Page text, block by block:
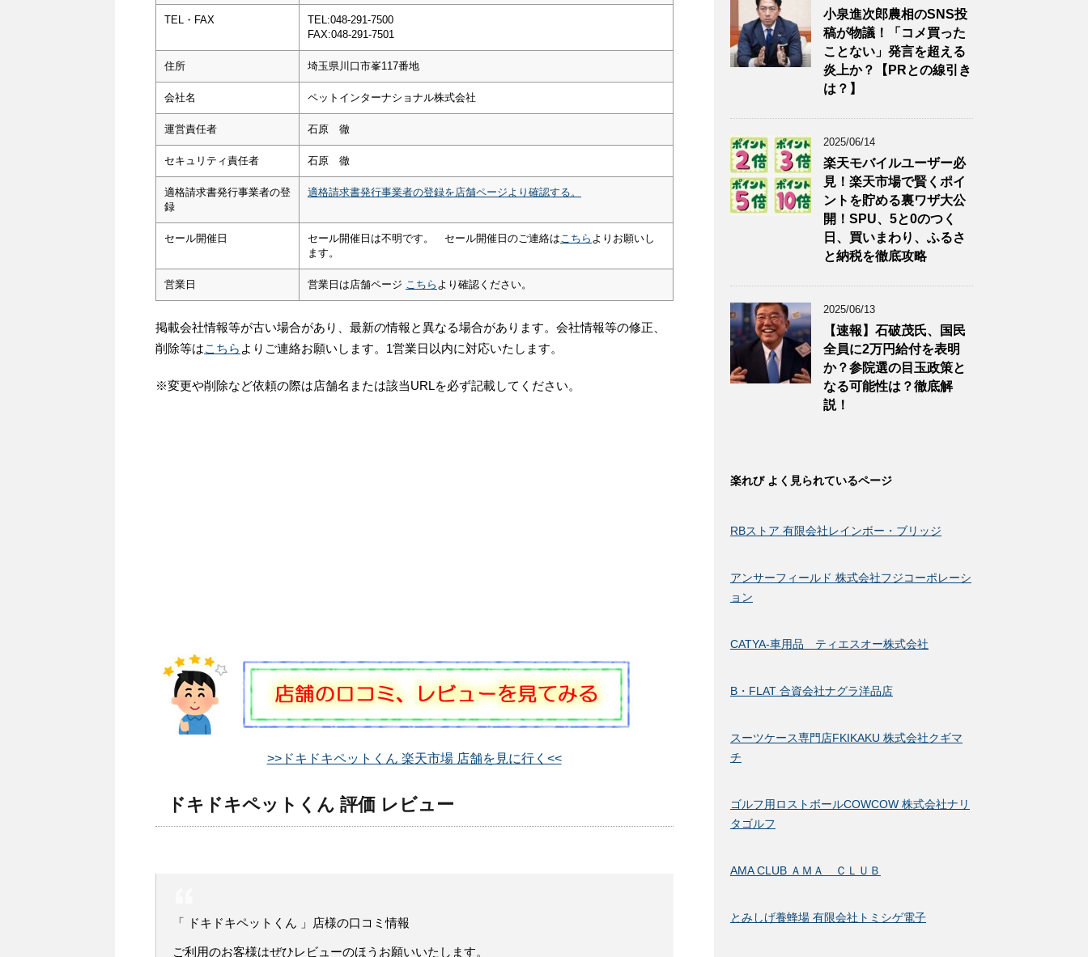
TEL・FAX
TEL:048-291-7500
FAX:048-291-7501
住所 埼玉県川口市峯117番地
会社名 ペットインターナショナル株式会社
運営責任者 石原 徹
セキュリティ責任者 石原 徹
適格請求書発行事業者の登
録
適格請求書発行事業者の登録を店舗ページより確認する。
セール開催日 セール開催日は不明です。 セール開催日のご連絡は こちら よりお願いし
ます。
営業日 営業日は店舗ページ こちら より確認ください。
掲載会社情報等が古い場合があり、最新の情報と異なる場合があります。会社情報等の修正、
削除等はこちら よりご連絡お願いします。1営業日以内に対応いたします。
※変更や削除など依頼の際は店舗名または該当URLを必ず記載してください。
>>ドキドキペットくん 楽天市場 店舗を見に行く<<
ドキドキペットくん 評価 レビュー
「 ドキドキペットくん 」店様の口コミ情報
ご利用のお客様はぜひレビューのほうお願いいたします。
小泉進次郎農相のSNS投
稿が物議！「コメ買った
ことない」発言を超える
炎上か？【PRとの線引き
は？】
2025/06/14
楽天モバイルユーザー必
見！楽天市場で賢くポイ
ントを貯める裏ワザ大公
開！SPU、5と0のつく
日、買いまわり、ふるさ
と納税を徹底攻略
2025/06/13
【速報】石破茂氏、国民
全員に2万円給付を表明
か？参院選の目玉政策と
なる可能性は？徹底解
説！
楽れび よく見られているページ
RBストア 有限会社レインボー・ブリッジ
アンサーフィールド 株式会社フジコーポレーシ
ョン
CATYA-車用品 ティエスオー株式会社
B・FLAT 合資会社ナグラ洋品店
スーツケース専門店FKIKAKU 株式会社クギマ
チ
ゴルフ用ロストボールCOWCOW 株式会社ナリ
タゴルフ
AMA CLUB ＡＭＡ ＣＬＵＢ
とみしげ養蜂場 有限会社トミシゲ電子